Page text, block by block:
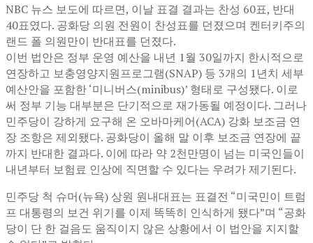
NBC 뉴스 보도에 따르면, 이날 표결 결과는 찬성 60표, 반대
40표였다. 공화당 의원 전원이 찬성표를 던졌으며 켄터키주의
랜드 폴 의원만이 반대표를 던졌다.
이번 법안은 정부 운영 예산을 내년 1월 30일까지 한시적으로
연장하고 보충영양지원프로그램(SNAP) 등 3개의 1년치 세부
예산안을 포함한 ‘미니버스(minibus)’ 형태로 구성됐다. 이로
써 정부 기능 대부분은 단기적으로 재가동될 예정이다. 그러나
민주당이 강하게 요구해 온 오바마케어(ACA) 강화 보조금 연
장 조항은 제외됐다. 공화당이 올해 말 이후 보조금 연장에 끝
까지 반대한 결과다. 이에 따라 약 2천만명이 넘는 미국인들이
내년부터 보험료 인상에 직면할 수 있다는 우려가 제기된다.
민주당 척 슈머(뉴욕) 상원 원내대표는 표결전 “미국민이 트럼
프 대통령의 보건 위기를 이제 똑똑히 인식하게 됐다”며 “공화
당이 단 한 걸음도 움직이지 않은 상황에서 이 법안을 지지할